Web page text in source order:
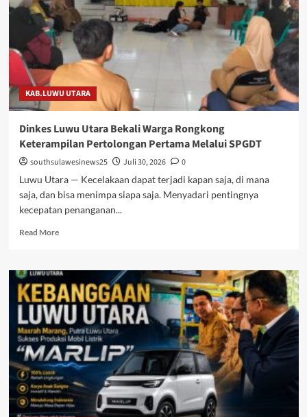
Luwu
Utara
Gencarkan
Edukasi
Literasi
Digital
2026
KAB.LUWU UTARA
Dinkes Luwu Utara Bekali Warga Rongkong
Keterampilan Pertolongan Pertama Melalui SPGDT
southsulawesinews25 Juli 30, 2026
0
Luwu Utara — Kecelakaan dapat terjadi kapan saja, di mana
saja, dan bisa menimpa siapa saja. Menyadari pentingnya
kecepatan penanganan...
Read MoreRead
Dinkes
Luwu
Utara
Bekali
Warga
Rongkong
Keterampilan
Pertolongan
Pertama
Melalui
SPGDT